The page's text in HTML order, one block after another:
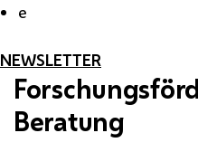
e
NEWSLETTER
Beratung